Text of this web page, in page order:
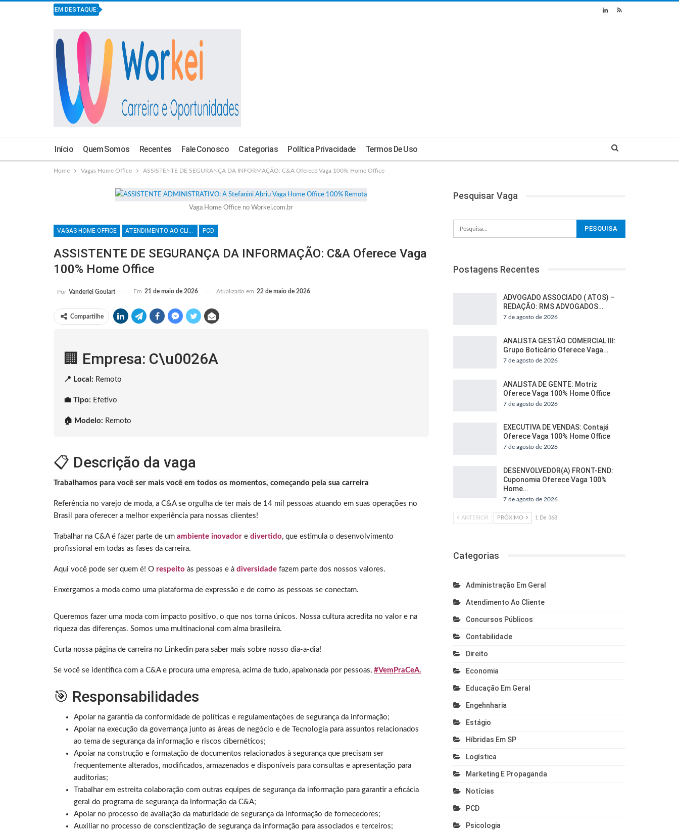
EM DESTAQUE:
Início Quem Somos Recentes Fale Conosco Categorias Política Privacidade Termos De Uso
Home Vagas Home Office ASSISTENTE DE SEGURANÇA DA INFORMAÇÃO: C&A Oferece Vaga 100% Home Office
Vaga Home Office no Workei.com.br
VAGAS HOME OFFICE ATENDIMENTO AO CLIENTE PCD
ASSISTENTE DE SEGURANÇA DA INFORMAÇÃO: C&A Oferece Vaga
100% Home Office
Por Vanderlei Goulart Em 21 de maio de 2026 Atualizado em 22 de maio de 2026
Compartilhe
🏢 Empresa: C\u0026A
📍 Local: Remoto
💼 Tipo: Efetivo
🏠 Modelo: Remoto
📋 Descrição da vaga
Trabalhamos para você ser mais você em todos os momentos, começando pela sua carreira
Referência no varejo de moda, a C&A se orgulha de ter mais de 14 mil pessoas atuando em suas operações no
Brasil para oferecer a melhor experiência para nossas clientes!
Trabalhar na C&A é fazer parte de um ambiente inovador e divertido, que estimula o desenvolvimento
profissional em todas as fases da carreira.
Aqui você pode ser quem é! O respeito às pessoas e à diversidade fazem parte dos nossos valores.
Enxergamos a moda como uma plataforma de expressão e de como as pessoas se conectam.
Queremos fazer uma moda com impacto positivo, o que nos torna únicos. Nossa cultura acredita no valor e na
riqueza das diferenças. Somos uma multinacional com alma brasileira.
Curta nossa página de carreira no Linkedin para saber mais sobre nosso dia-a-dia!
Se você se identifica com a C&A e procura uma empresa, acima de tudo, apaixonada por pessoas, #VemPraCeA.
🎯 Responsabilidades
Apoiar na garantia da conformidade de políticas e regulamentações de segurança da informação;
Apoiar na execução da governança junto as áreas de negócio e de Tecnologia para assuntos relacionados
ao tema de segurança da informação e riscos cibernéticos;
Apoiar na construção e formatação de documentos relacionados à segurança que precisam ser
frequentemente alterados, modificados, armazenados e disponíveis para consultas e apresentação para
auditorias;
Trabalhar em estreita colaboração com outras equipes de segurança da informação para garantir a eficácia
geral do programa de segurança da informação da C&A;
Apoiar no processo de avaliação da maturidade de segurança da informação de fornecedores;
Auxiliar no processo de conscientização de segurança da informação para associados e terceiros;
Pesquisar Vaga
Postagens Recentes
ADVOGADO ASSOCIADO ( ATOS) –
REDAÇÃO: RMS ADVOGADOS…
7 de agosto de 2026
ANALISTA GESTÃO COMERCIAL III:
Grupo Boticário Oferece Vaga…
7 de agosto de 2026
ANALISTA DE GENTE: Motriz
Oferece Vaga 100% Home Office
7 de agosto de 2026
EXECUTIVA DE VENDAS: Contajá
Oferece Vaga 100% Home Office
7 de agosto de 2026
DESENVOLVEDOR(A) FRONT-END:
Cuponomia Oferece Vaga 100%
Home…
7 de agosto de 2026
ANTERIOR PRÓXIMO 1 De 368
Categorias
Administração Em Geral
Atendimento Ao Cliente
Concursos Públicos
Contabilidade
Direito
Economia
Educação Em Geral
Engehnharia
Estágio
Híbridas Em SP
Logística
Marketing E Propaganda
Notícias
PCD
Psicologia